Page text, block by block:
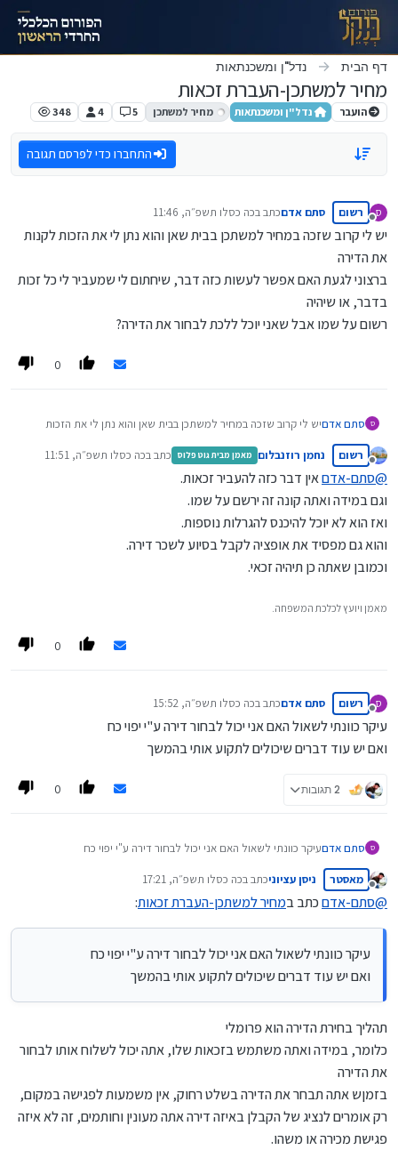
דילוג לתוכן
דף הבית נדל"ן ומשכנתאות
מחיר למשתכן-העברת זכאות
הועבר נדל"ן ומשכנתאות מחיר למשתכן 5
4
348
התחברו כדי לפרסם תגובה
ס
מנותק
רשום סתם אדםכתב בכה כסלו תשפ״ה, 11:46
נערך לאחרונה על ידי
יש לי קרוב שזכה במחיר למשתכן בבית שאן והוא נתן לי את הזכות לקנות
את הדירה
ברצוני לגעת האם אפשר לעשות כזה דבר, שיחתום לי שמעביר לי כל זכות
בדבר, או שיהיה
רשום על שמו אבל שאני יוכל ללכת לבחור את הדירה?
0
ס סתם אדםיש לי קרוב שזכה במחיר למשתכן בבית שאן והוא נתן לי את הזכות
ברצוני לגעת האם אפשר לעשות כזה דבר, שיחתום לי שמעביר לי כל
זכות בדבר, או שיהיה
רשום על שמו אבל שאני יוכל ללכת לבחור את הדירה?
מנותק
רשום נחמן רוזנבלום מאמן מבית גוט פלוס כתב בכה כסלו תשפ״ה, 11:51
נערך לאחרונה על ידי
@סתם-אדםאין דבר כזה להעביר זכאות.
וגם במידה ואתה קונה זה ירשם על שמו.
ואז הוא לא יוכל להיכנס להגרלות נוספות.
והוא גם מפסיד את אופציה לקבל בסיוע לשכר דירה.
וכמובן שאתה כן תיהיה זכאי.
מאמן ויועץ לכלכת המשפחה.
0
ס
מנותק
רשום סתם אדםכתב בכה כסלו תשפ״ה, 15:52
נערך לאחרונה על ידי
עיקר כוונתי לשאול האם אני יכול לבחור דירה ע"י יפוי כח
ואם יש עוד דברים שיכולים לתקוע אותי בהמשך
2 תגובות 0
ס סתם אדםעיקר כוונתי לשאול האם אני יכול לבחור דירה ע"י יפוי כח
מנותק
מאסטר ניסן עציוניכתב בכה כסלו תשפ״ה, 17:21
נערך לאחרונה על ידי
@סתם-אדםכתב במחיר למשתכן-העברת זכאות:
עיקר כוונתי לשאול האם אני יכול לבחור דירה ע"י יפוי כח
ואם יש עוד דברים שיכולים לתקוע אותי בהמשך
תהליך בחירת הדירה הוא פרומלי
כלומר, במידה ואתה משתמש בזכאות שלו, אתה יכול לשלוח אותו לבחור
את הדירה
בזמןש אתה תבחר את הדירה בשלט רחוק, אין משמעות לפגישה במקום,
רק אומרים לנציג של הקבלן באיזה דירה אתה מעונין וחותמים, זה לא איזה
פגישת מכירה או משהו.